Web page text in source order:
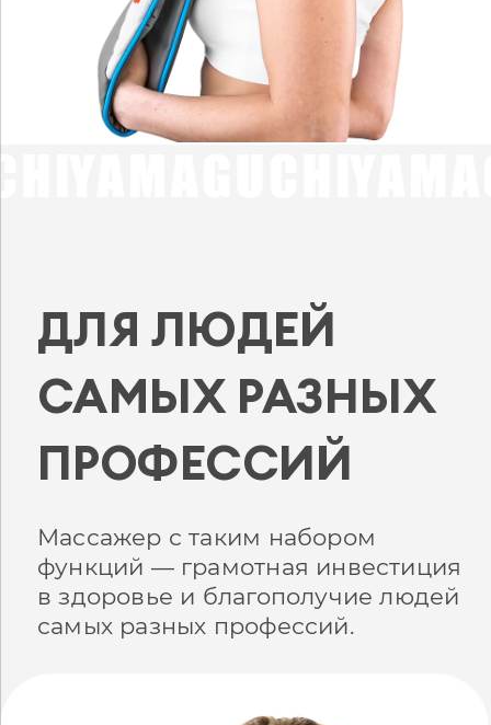
ДЛЯ ЛЮДЕЙ
САМЫХ РАЗНЫХ
ПРОФЕССИЙ
Массажер с таким набором
функций — грамотная инвестиция
в здоровье и благополучие людей
самых разных профессий.